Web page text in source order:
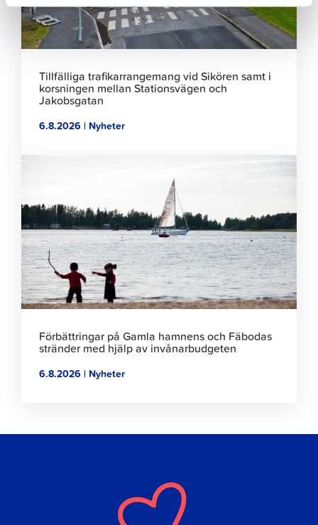
Tillfälliga trafikarrangemang vid Sikören samt i
korsningen mellan Stationsvägen och
Jakobsgatan
6.8.2026 | Nyheter
läsa
artikeln
Förbättringar på Gamla hamnens och Fäbodas
stränder med hjälp av invånarbudgeten
6.8.2026 | Nyheter